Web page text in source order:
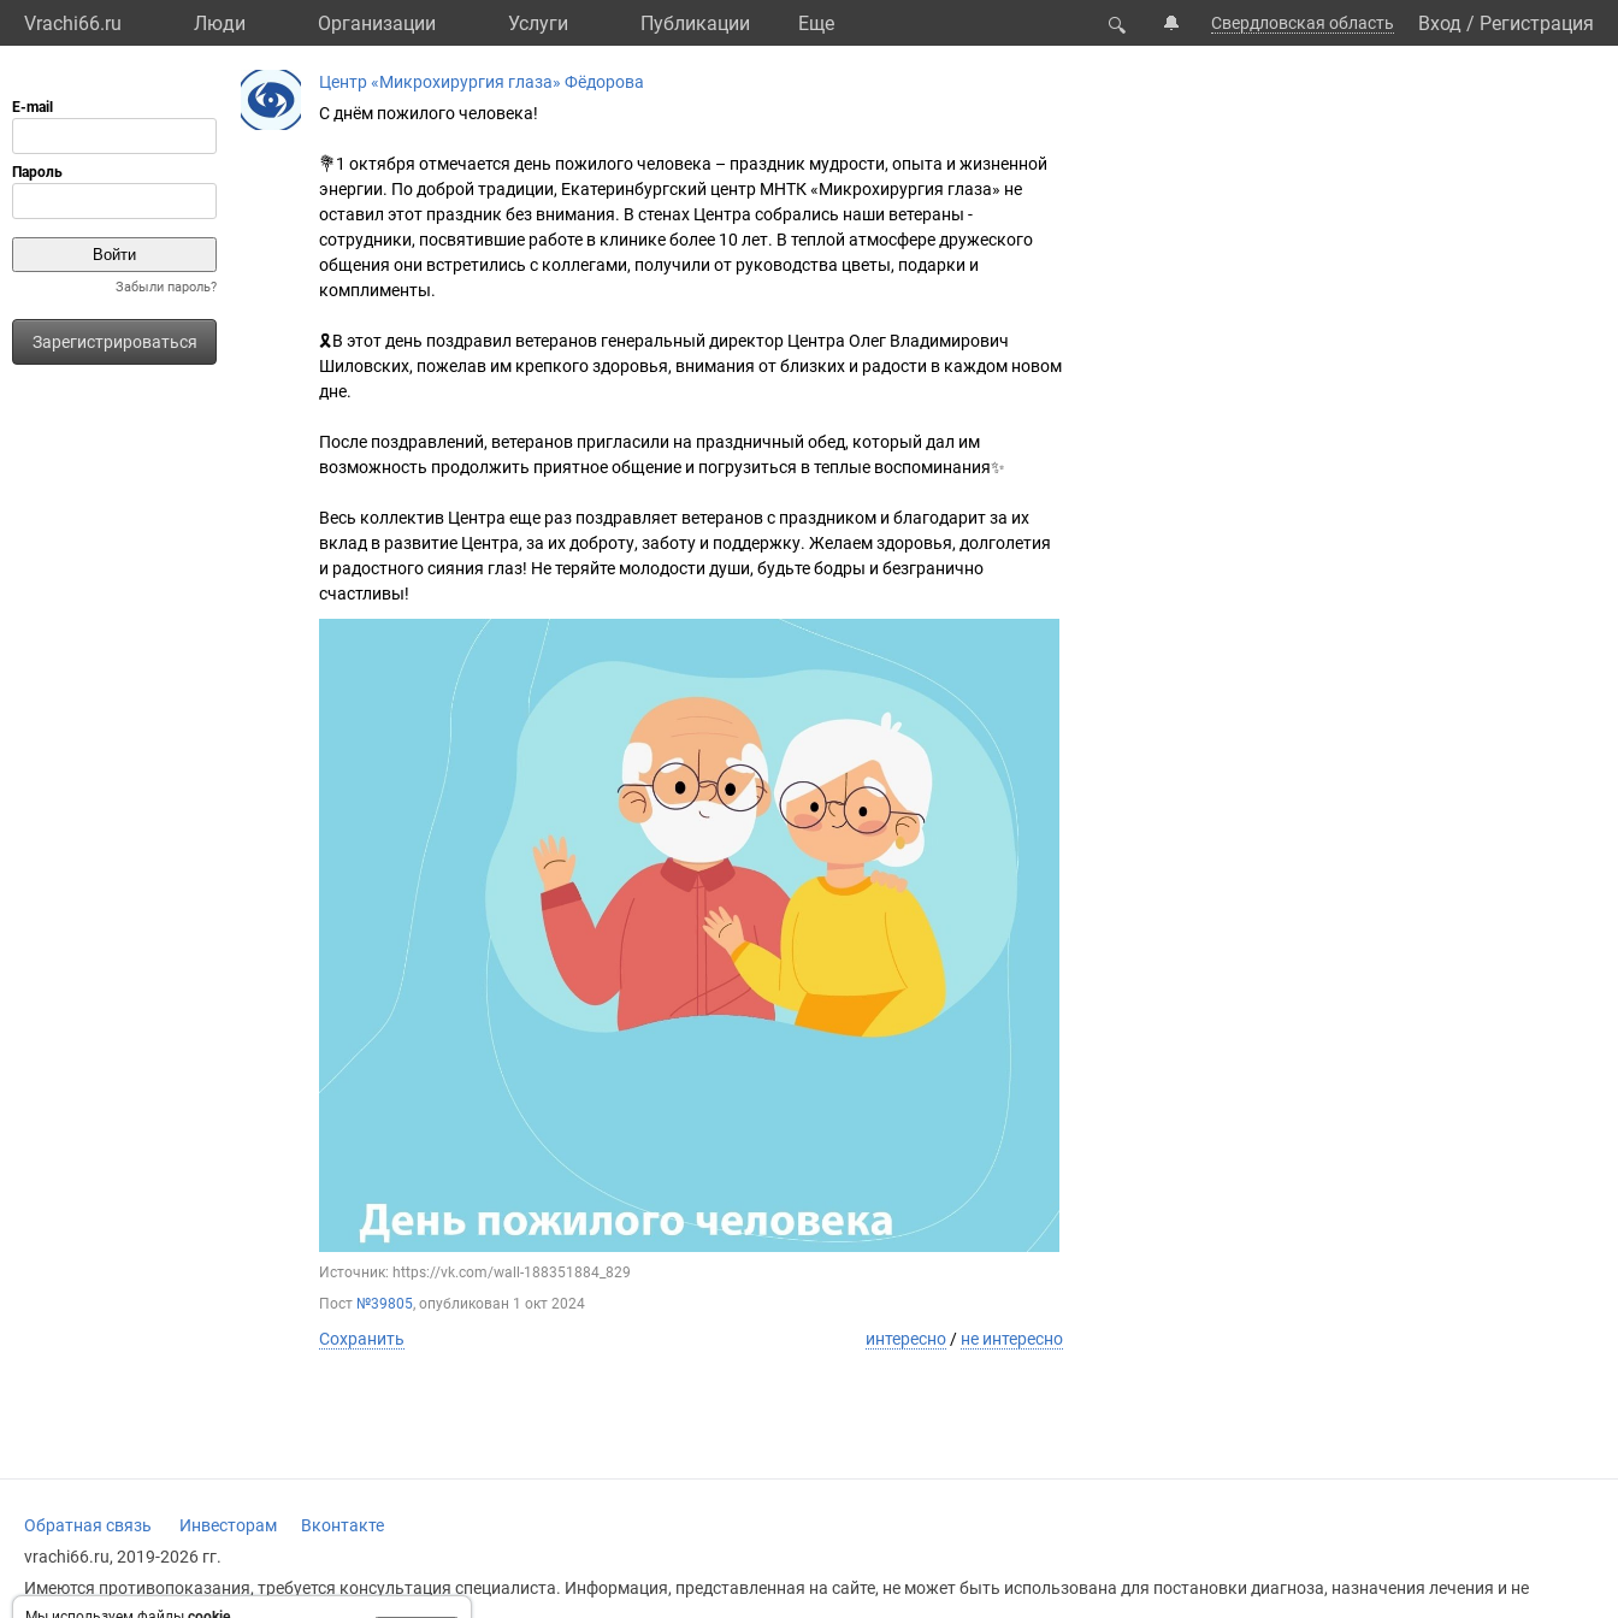
Vrachi66.ru Люди Организации Услуги Публикации Eще 🔍 🔔 Свердловская область Вход / Регистрация
Забыли пароль?
Зарегистрироваться
Центр «Микрохирургия глаза» Фёдорова
С днём пожилого человека!
💐1 октября отмечается день пожилого человека – праздник мудрости, опыта и жизненной
энергии. По доброй традиции, Екатеринбургский центр МНТК «Микрохирургия глаза» не
оставил этот праздник без внимания. В стенах Центра собрались наши ветераны -
сотрудники, посвятившие работе в клинике более 10 лет. В теплой атмосфере дружеского
общения они встретились с коллегами, получили от руководства цветы, подарки и
комплименты.
🎗В этот день поздравил ветеранов генеральный директор Центра Олег Владимирович
Шиловских, пожелав им крепкого здоровья, внимания от близких и радости в каждом новом
дне.
После поздравлений, ветеранов пригласили на праздничный обед, который дал им
возможность продолжить приятное общение и погрузиться в теплые воспоминания✨
Весь коллектив Центра еще раз поздравляет ветеранов с праздником и благодарит за их
вклад в развитие Центра, за их доброту, заботу и поддержку. Желаем здоровья, долголетия
и радостного сияния глаз! Не теряйте молодости души, будьте бодры и безгранично
счастливы!
Источник: https://vk.com/wall-188351884_829
Пост №39805, опубликован 1 окт 2024
Сохранить интересно / не интересно
Обратная связь Инвесторам
Вконтакте
vrachi66.ru, 2019-2026 гг.
Имеются противопоказания, требуется консультация специалиста. Информация, представленная на сайте, не может быть использована для постановки диагноза, назначения лечения и не
заменяет прием врача.